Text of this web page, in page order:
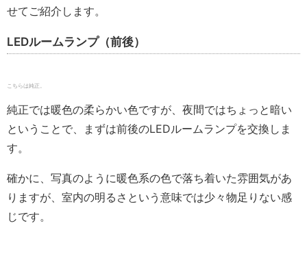
せてご紹介します。
LEDルームランプ（前後）
こちらは純正。
純正では暖色の柔らかい色ですが、夜間ではちょっと暗い
ということで、まずは前後のLEDルームランプを交換しま
す。
確かに、写真のように暖色系の色で落ち着いた雰囲気があ
りますが、室内の明るさという意味では少々物足りない感
じです。